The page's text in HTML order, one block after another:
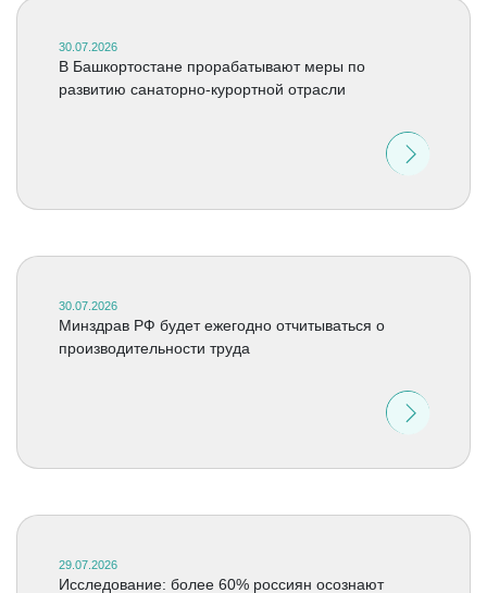
30.07.2026
В Башкортостане прорабатывают меры по
развитию санаторно-курортной отрасли
30.07.2026
Минздрав РФ будет ежегодно отчитываться о
производительности труда
29.07.2026
Исследование: более 60% россиян осознают